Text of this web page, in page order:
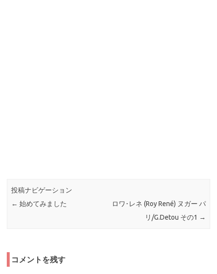
投稿ナビゲーション
← 始めてみました
ロワ･レネ (Roy René) ヌガー パ
リ/G.Detou その1 →
コメントを残す